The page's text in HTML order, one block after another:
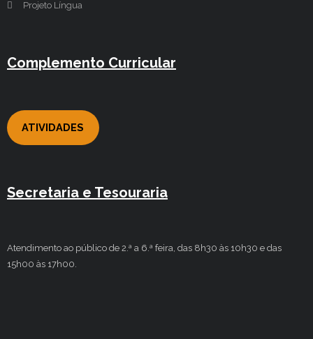
Projeto Língua
Complemento Curricular
ATIVIDADES
Secretaria e Tesouraria
Atendimento ao público de 2.ª a 6.ª feira, das 8h30 às 10h30 e das
15h00 às 17h00.